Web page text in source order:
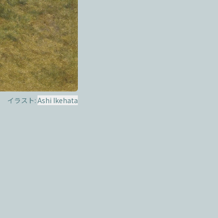
イラスト: Ashi Ikehata